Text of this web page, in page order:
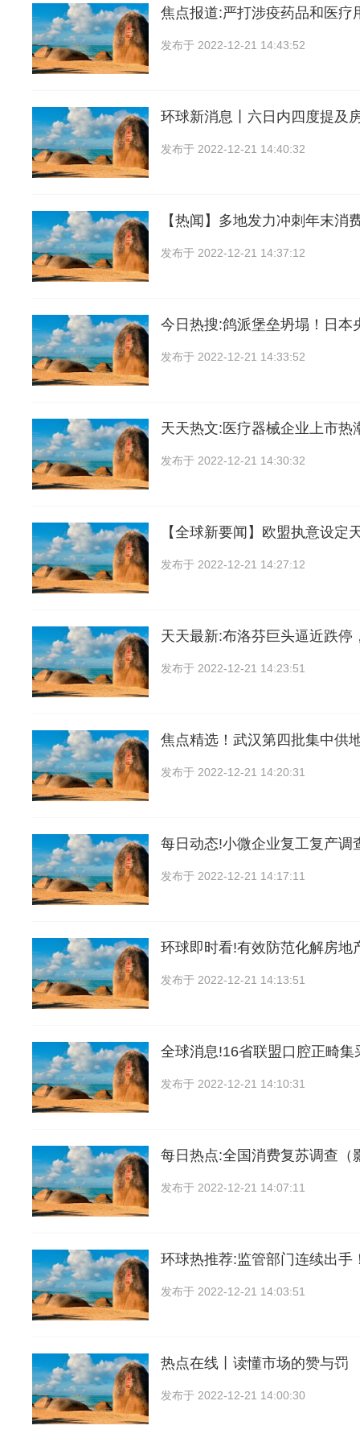
焦点报道:严打涉疫药品和医疗
发布于 2022-12-21 14:43:52
环球新消息丨六日内四度提及
发布于 2022-12-21 14:40:32
【热闻】多地发力冲刺年末消
发布于 2022-12-21 14:37:12
今日热搜:鸽派堡垒坍塌！日本
发布于 2022-12-21 14:33:52
天天热文:医疗器械企业上市热
发布于 2022-12-21 14:30:32
【全球新要闻】欧盟执意设定
发布于 2022-12-21 14:27:12
天天最新:布洛芬巨头逼近跌停
发布于 2022-12-21 14:23:51
焦点精选！武汉第四批集中供
发布于 2022-12-21 14:20:31
每日动态!小微企业复工复产调
发布于 2022-12-21 14:17:11
环球即时看!有效防范化解房地
发布于 2022-12-21 14:13:51
全球消息!16省联盟口腔正畸集
发布于 2022-12-21 14:10:31
每日热点:全国消费复苏调查（
发布于 2022-12-21 14:07:11
环球热推荐:监管部门连续出手
发布于 2022-12-21 14:03:51
热点在线丨读懂市场的赞与罚
发布于 2022-12-21 14:00:30